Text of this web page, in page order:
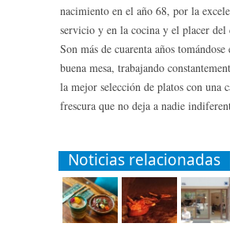
nacimiento en el año 68, por la
servicio y en la cocina y el placer del
Son más de cuarenta años
buena mesa, trabajando
la mejor selección de platos con una
frescura que no deja a nadie
Noticias relacionadas